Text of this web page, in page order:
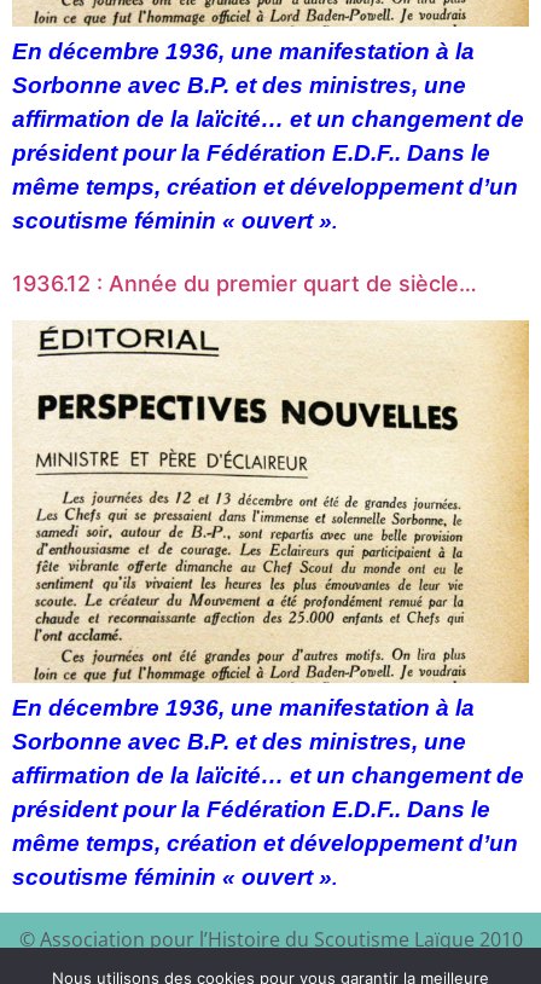
En décembre 1936, une manifestation à la
Sorbonne avec B.P. et des ministres, une
affirmation de la laïcité… et un changement de
président pour la Fédération E.D.F.. Dans le
même temps, création et développement d’un
scoutisme féminin « ouvert ».
1936.12 : Année du premier quart de siècle…
En décembre 1936, une manifestation à la
Sorbonne avec B.P. et des ministres, une
affirmation de la laïcité… et un changement de
président pour la Fédération E.D.F.. Dans le
même temps, création et développement d’un
scoutisme féminin « ouvert ».
© Association pour l’Histoire du Scoutisme Laïque 2010
– 2024 – Site à visiter :EEDF–Mentions légales et
Nous utilisons des cookies pour vous garantir la meilleure